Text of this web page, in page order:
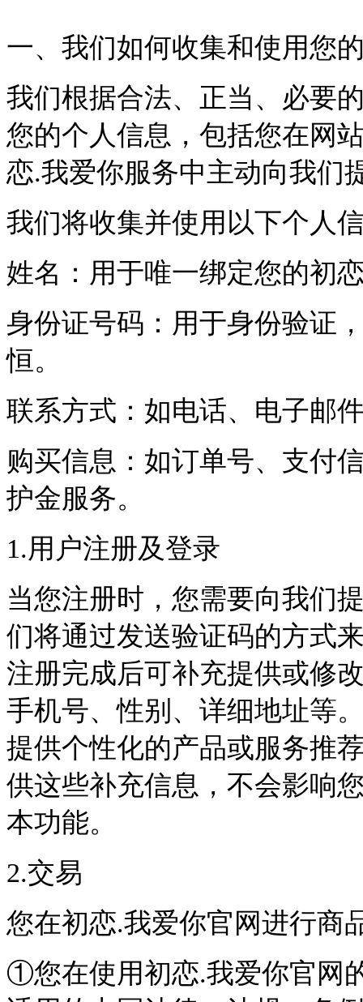
一、我们如何收集和使用您
我们根据合法、正当、必要
您的个人信息，包括您在网
恋.我爱你服务中主动向我们
我们将收集并使用以下个人
姓名：用于唯一绑定您的初
身份证号码：用于身份验证
恒。
联系方式：如电话、电子邮
购买信息：如订单号、支付
护金服务。
1.用户注册及登录
当您注册时，您需要向我们
们将通过发送验证码的方式
注册完成后可补充提供或修
手机号、性别、详细地址等
提供个性化的产品或服务推
供这些补充信息，不会影响
本功能。
2.交易
您在初恋.我爱你官网进行商
①您在使用初恋.我爱你官网